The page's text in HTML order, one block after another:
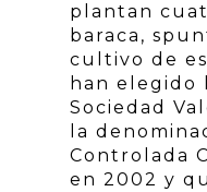
plantan
baraca,
cultivo de
han elegido
Sociedad
la
Controlada
en 2002 y